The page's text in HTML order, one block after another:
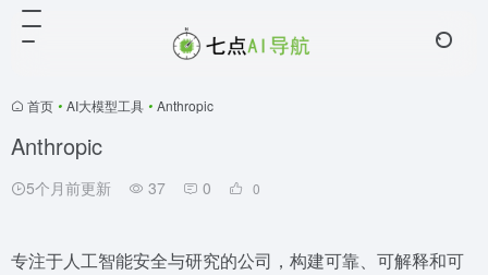
首页 • AI大模型工具 • Anthropic
Anthropic
5个月前更新 37 0 0
专注于人工智能安全与研究的公司，构建可靠、可解释和可